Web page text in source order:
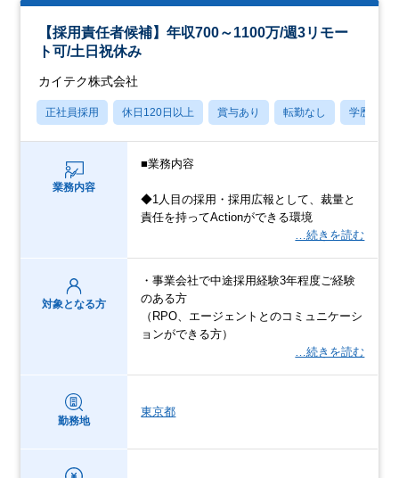
【採用責任者候補】年収700～1100万/週3リモー
ト可/土日祝休み
カイテク株式会社
正社員採用 休日120日以上 賞与あり 転勤なし 学歴不問
業務内容
■業務内容
◆1人目の採用・採用広報として、裁量と
責任を持ってActionができる環境
…続きを読む
対象となる方
・事業会社で中途採用経験3年程度ご経験
のある方
（RPO、エージェントとのコミュニケーシ
ョンができる方）
…続きを読む
勤務地
東京都